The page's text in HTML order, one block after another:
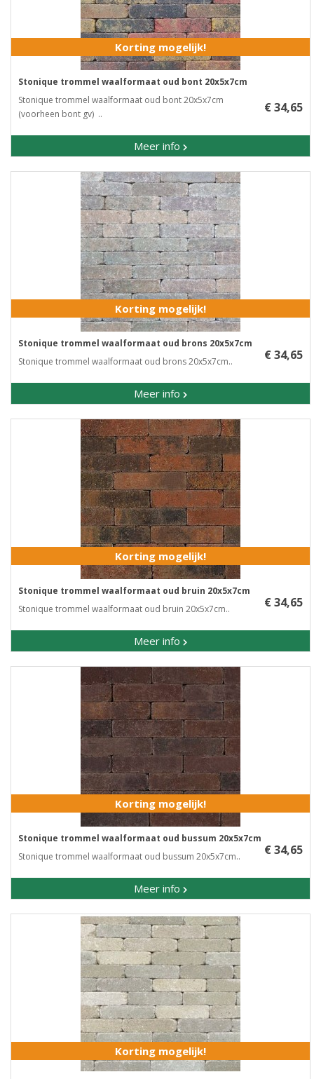
Korting mogelijk!
Stonique trommel waalformaat oud bont 20x5x7cm
Stonique trommel waalformaat oud bont 20x5x7cm
(voorheen bont gv) ..
Meer info
€ 34,65
Korting mogelijk!
Stonique trommel waalformaat oud brons 20x5x7cm
Stonique trommel waalformaat oud brons 20x5x7cm..
Meer info
€ 34,65
Korting mogelijk!
Stonique trommel waalformaat oud bruin 20x5x7cm
Stonique trommel waalformaat oud bruin 20x5x7cm..
Meer info
€ 34,65
Korting mogelijk!
Stonique trommel waalformaat oud bussum 20x5x7cm
Stonique trommel waalformaat oud bussum 20x5x7cm..
Meer info
€ 34,65
Korting mogelijk!